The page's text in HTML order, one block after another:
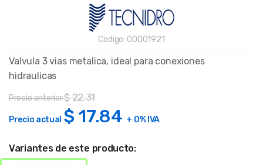
Codigo: 00001921
Valvula 3 vias metalica, ideal para conexiones
hidraulicas
Precio anterior$22.31
Precio actual $ 17.84 + 0% IVA
Variantes de este producto: